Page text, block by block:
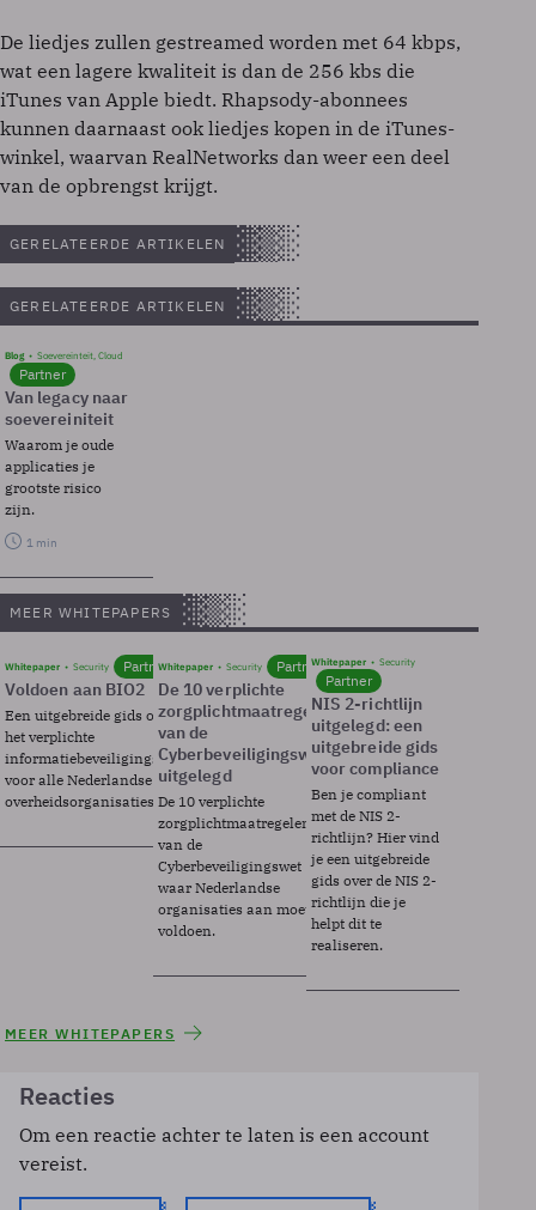
De liedjes zullen gestreamed worden met 64 kbps,
wat een lagere kwaliteit is dan de 256 kbs die
iTunes van Apple biedt. Rhapsody-abonnees
kunnen daarnaast ook liedjes kopen in de iTunes-
winkel, waarvan RealNetworks dan weer een deel
van de opbrengst krijgt.
GERELATEERDE ARTIKELEN
GERELATEERDE ARTIKELEN
Blog Soevereinteit, Cloud
Partner
Van legacy naar
soevereiniteit
Waarom je oude
applicaties je
grootste risico
zijn.
1 min
MEER WHITEPAPERS
Whitepaper Security Partner
Voldoen aan BIO2
Een uitgebreide gids over BIO2,
het verplichte
informatiebeveiligingsframework
voor alle Nederlandse
overheidsorganisaties.
Whitepaper Security Partner
De 10 verplichte
zorgplichtmaatregelen
van de
Cyberbeveiligingswet
uitgelegd
De 10 verplichte
zorgplichtmaatregelen
van de
Cyberbeveiligingswet
waar Nederlandse
organisaties aan moeten
voldoen.
Whitepaper Security
Partner
NIS 2-richtlijn
uitgelegd: een
uitgebreide gids
voor compliance
Ben je compliant
met de NIS 2-
richtlijn? Hier vind
je een uitgebreide
gids over de NIS 2-
richtlijn die je
helpt dit te
realiseren.
MEER WHITEPAPERS
Reacties
Om een reactie achter te laten is een account
vereist.